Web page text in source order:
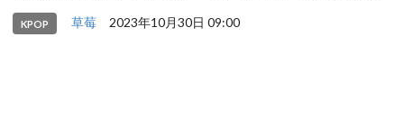
KPOP 草莓 2023年10月30日 09:00